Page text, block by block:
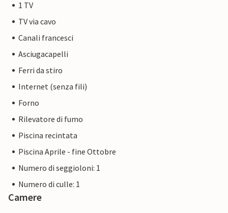
1 TV
TV via cavo
Canali francesci
Asciugacapelli
Ferri da stiro
Internet (senza fili)
Forno
Rilevatore di fumo
Piscina recintata
Piscina Aprile - fine Ottobre
Numero di seggioloni: 1
Numero di culle: 1
Camere